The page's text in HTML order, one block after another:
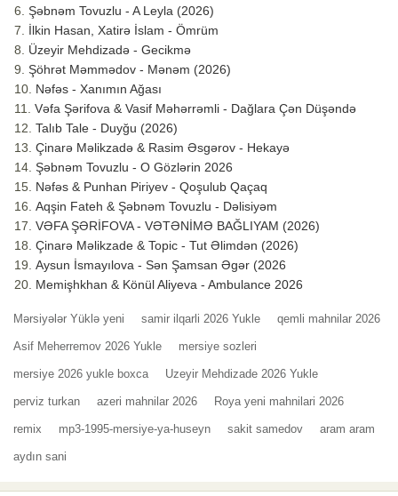
Şəbnəm Tovuzlu - A Leyla (2026)
İlkin Hasan, Xatirə İslam - Ömrüm
Üzeyir Mehdizadə - Gecikmə
Şöhrət Məmmədov - Mənəm (2026)
Nəfəs - Xanımın Ağası
Vəfa Şərifova & Vasif Məhərrəmli - Dağlara Çən Düşəndə
Talıb Tale - Duyğu (2026)
Çinarə Məlikzadə & Rasim Əsgərov - Hekayə
Şəbnəm Tovuzlu - O Gözlərin 2026
Nəfəs & Punhan Piriyev - Qoşulub Qaçaq
Aqşin Fateh & Şəbnəm Tovuzlu - Dəlisiyəm
VƏFA ŞƏRİFOVA - VƏTƏNİMƏ BAĞLIYAM (2026)
Çinarə Məlikzade & Topic - Tut Əlimdən (2026)
Aysun İsmayılova - Sən Şamsan Əgər (2026
Memişhkhan & Könül Aliyeva - Ambulance 2026
Mərsiyələr Yüklə yeni samir ilqarli 2026 Yukle qemli mahnilar 2026
Asif Meherremov 2026 Yukle mersiye sozleri
mersiye 2026 yukle boxca Uzeyir Mehdizade 2026 Yukle
perviz turkan azeri mahnilar 2026 Roya yeni mahnilari 2026
remix mp3-1995-mersiye-ya-huseyn sakit samedov aram aram
aydın sani